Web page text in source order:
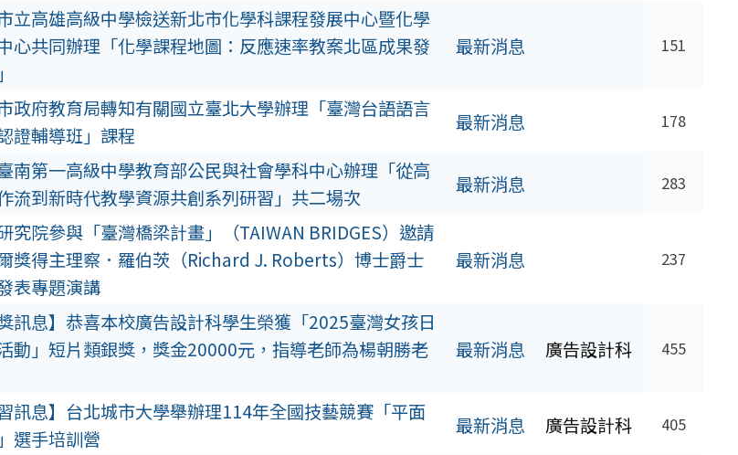
立高雄高級中學檢送新北市化學科課程發展中心暨化學
心共同辦理「化學課程地圖：反應速率教案北區成果發
最新消息 151
政府教育局轉知有關國立臺北大學辦理「臺灣台語語言
證輔導班」課程
最新消息 178
南第一高級中學教育部公民與社會學科中心辦理「從高
流到新時代教學資源共創系列研習」共二場次
最新消息 283
究院參與「臺灣橋梁計畫」（TAIWAN BRIDGES）邀請
獎得主理察．羅伯茨（Richard J. Roberts）博士爵士
表專題演講
最新消息 237
獎訊息】恭喜本校廣告設計科學生榮獲「2025臺灣女孩日
動」短片類銀獎，獎金20000元，指導老師為楊朝勝老
最新消息 廣告設計科 455
習訊息】台北城市大學舉辦理114年全國技藝競賽「平面
選手培訓營
最新消息 廣告設計科 405